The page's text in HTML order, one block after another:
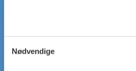
Nødvendige